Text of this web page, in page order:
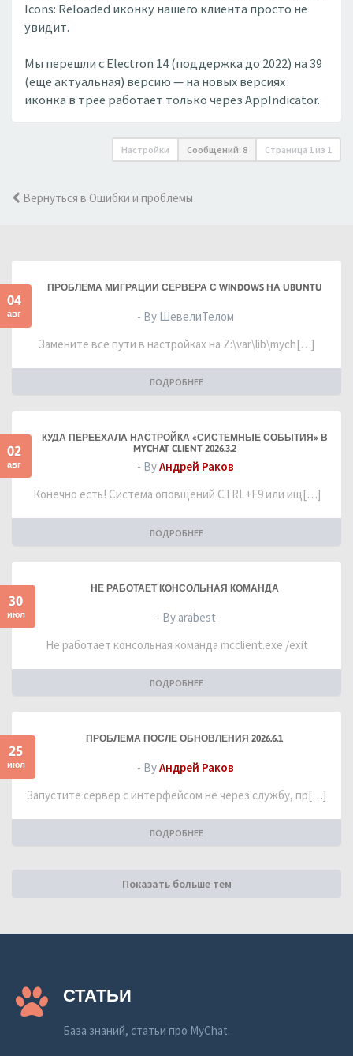
Icons: Reloaded иконку нашего клиента просто не
увидит.
Мы перешли с Electron 14 (поддержка до 2022) на 39
(еще актуальная) версию — на новых версиях
иконка в трее работает только через AppIndicator.
Настройки Сообщений: 8 Страница 1 из 1
Вернуться в Ошибки и проблемы
04
авг
ПРОБЛЕМА МИГРАЦИИ СЕРВЕРА С WINDOWS НА UBUNTU
- By ШевелиТелом
Замените все пути в настройках на Z:\var\lib\mych[…]
ПОДРОБНЕЕ
02
авг
КУДА ПЕРЕЕХАЛА НАСТРОЙКА «СИСТЕМНЫЕ СОБЫТИЯ» В
MYCHAT CLIENT 2026.3.2
- ByАндрей Раков
Конечно есть! Система оповщений CTRL+F9 или ищ[…]
ПОДРОБНЕЕ
30
июл
НЕ РАБОТАЕТ КОНСОЛЬНАЯ КОМАНДА
- By arabest
Не работает консольная команда mcclient.exe /exit
ПОДРОБНЕЕ
25
июл
ПРОБЛЕМА ПОСЛЕ ОБНОВЛЕНИЯ 2026.6.1
- ByАндрей Раков
Запустите сервер с интерфейсом не через службу, пр[…]
ПОДРОБНЕЕ
Показать больше тем
СТАТЬИ
База знаний, статьи про MyChat.